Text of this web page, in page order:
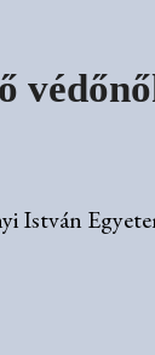
István